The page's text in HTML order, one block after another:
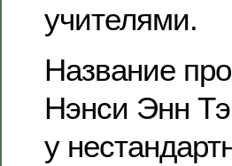
учителями.
Название
Нэнси Энн
у